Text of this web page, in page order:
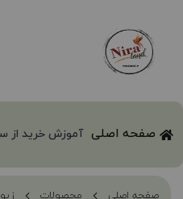
صفحه اصلی آموزش خرید از
صفحه اصلی محصولات